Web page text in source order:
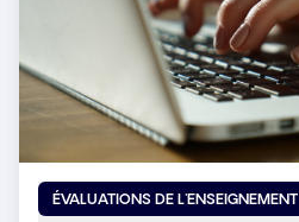
ÉVALUATIONS DE L'ENSEIGNEMENT